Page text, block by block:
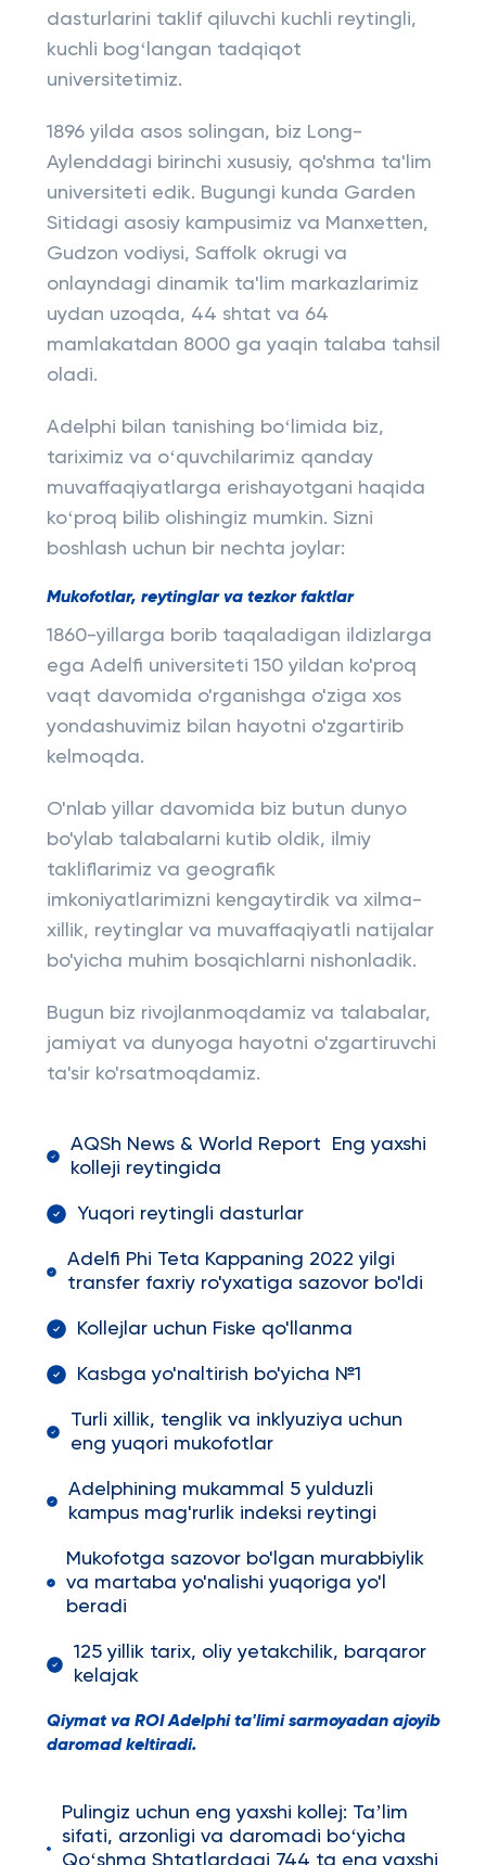
dasturlarini taklif qiluvchi kuchli reytingli,
kuchli bogʻlangan tadqiqot
universitetimiz.
1896 yilda asos solingan, biz Long-
Aylenddagi birinchi xususiy, qo'shma ta'lim
universiteti edik. Bugungi kunda Garden
Sitidagi asosiy kampusimiz va Manxetten,
Gudzon vodiysi, Saffolk okrugi va
onlayndagi dinamik ta'lim markazlarimiz
uydan uzoqda, 44 shtat va 64
mamlakatdan 8000 ga yaqin talaba tahsil
oladi.
Adelphi bilan tanishing boʻlimida biz,
tariximiz va oʻquvchilarimiz qanday
muvaffaqiyatlarga erishayotgani haqida
koʻproq bilib olishingiz mumkin. Sizni
boshlash uchun bir nechta joylar:
Mukofotlar, reytinglar va tezkor faktlar
1860-yillarga borib taqaladigan ildizlarga
ega Adelfi universiteti 150 yildan ko'proq
vaqt davomida o'rganishga o'ziga xos
yondashuvimiz bilan hayotni o'zgartirib
kelmoqda.
O'nlab yillar davomida biz butun dunyo
bo'ylab talabalarni kutib oldik, ilmiy
takliflarimiz va geografik
imkoniyatlarimizni kengaytirdik va xilma-
xillik, reytinglar va muvaffaqiyatli natijalar
bo'yicha muhim bosqichlarni nishonladik.
Bugun biz rivojlanmoqdamiz va talabalar,
jamiyat va dunyoga hayotni o'zgartiruvchi
ta'sir ko'rsatmoqdamiz.
AQSh News & World Report Eng yaxshi
kolleji reytingida
Yuqori reytingli dasturlar
Adelfi Phi Teta Kappaning 2022 yilgi
transfer faxriy ro'yxatiga sazovor bo'ldi
Kollejlar uchun Fiske qo'llanma
Kasbga yo'naltirish bo'yicha №1
Turli xillik, tenglik va inklyuziya uchun
eng yuqori mukofotlar
Adelphining mukammal 5 yulduzli
kampus mag'rurlik indeksi reytingi
Mukofotga sazovor bo'lgan murabbiylik
va martaba yo'nalishi yuqoriga yo'l
beradi
125 yillik tarix, oliy yetakchilik, barqaror
kelajak
Qiymat va ROI Adelphi ta'limi sarmoyadan ajoyib
daromad keltiradi.
Pulingiz uchun eng yaxshi kollej: Taʼlim
sifati, arzonligi va daromadi boʻyicha
Qoʻshma Shtatlardagi 744 ta eng yaxshi